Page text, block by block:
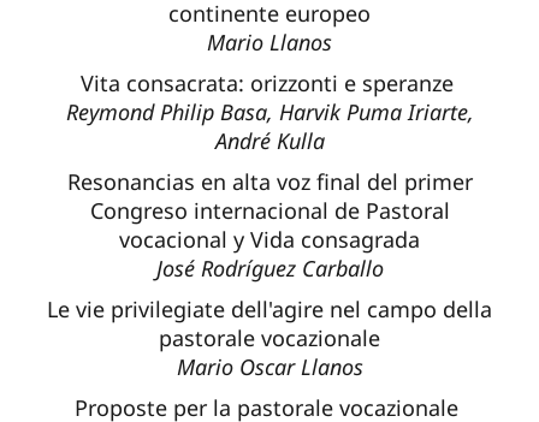
continente europeo
Mario Llanos
Vita consacrata: orizzonti e speranze
Reymond Philip Basa, Harvik Puma Iriarte,
André Kulla
Resonancias en alta voz final del primer
Congreso internacional de Pastoral
vocacional y Vida consagrada
José Rodríguez Carballo
Le vie privilegiate dell'agire nel campo della
pastorale vocazionale
Mario Oscar Llanos
Proposte per la pastorale vocazionale